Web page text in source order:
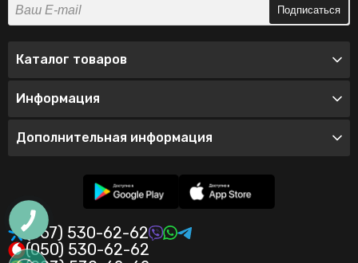
Подписаться
Каталог товаров
Информация
Дополнительная информация
(067) 530-62-62
(050) 530-62-62